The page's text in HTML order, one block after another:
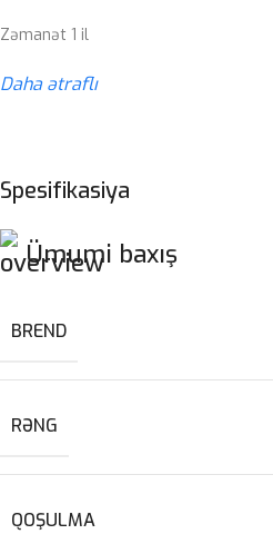
Zəmanət 1 il
Daha ətraflı
Spesifikasiya
Ümumi baxış
BREND
RƏNG
QOŞULMA